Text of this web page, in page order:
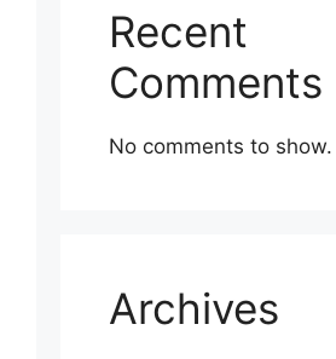
Recent
Comments
No comments to show.
Archives